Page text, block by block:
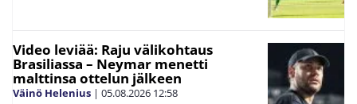
Video leviää: Raju välikohtaus
Brasiliassa – Neymar menetti
malttinsa ottelun jälkeen
Väinö Helenius | 05.08.2026 12:58